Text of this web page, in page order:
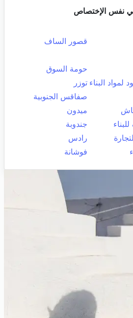
نفس الإختصاص
قصور الساف
حومة السوق
البناء توزر
صفاقس الجنوبية
ميدون
جندوبة
رادس
فوشانة